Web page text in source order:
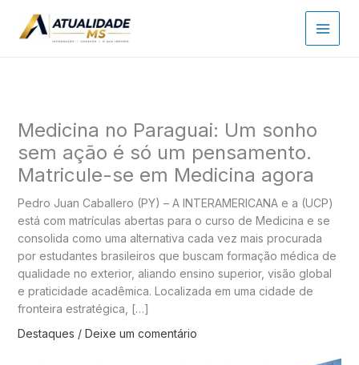
Medicina no Paraguai: Um sonho
sem ação é só um pensamento.
Matricule-se em Medicina agora
Pedro Juan Caballero (PY) – A INTERAMERICANA e a (UCP)
está com matrículas abertas para o curso de Medicina e se
consolida como uma alternativa cada vez mais procurada
por estudantes brasileiros que buscam formação médica de
qualidade no exterior, aliando ensino superior, visão global
e praticidade acadêmica. Localizada em uma cidade de
fronteira estratégica, […]
Destaques / Deixe um comentário